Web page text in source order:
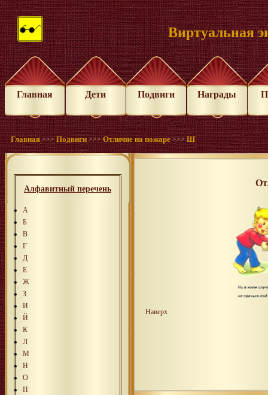
Виртуальная
Главная Дети Подвиги Награды
Главная >>>Подвиги >>>Отличие на пожаре >>>Ш
Алфавитный перечень
А
Б
В
Г
Д
Е
Ж
З
И
Й
К
Л
М
Н
О
П
Наверх